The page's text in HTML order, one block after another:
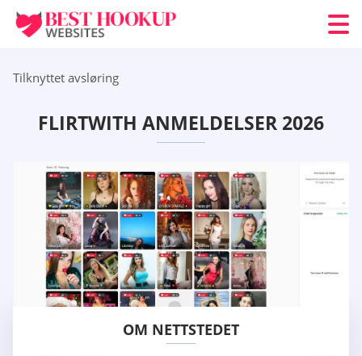
Tilknyttet avsløring
FLIRTWITH ANMELDELSER 2026
OM NETTSTEDET